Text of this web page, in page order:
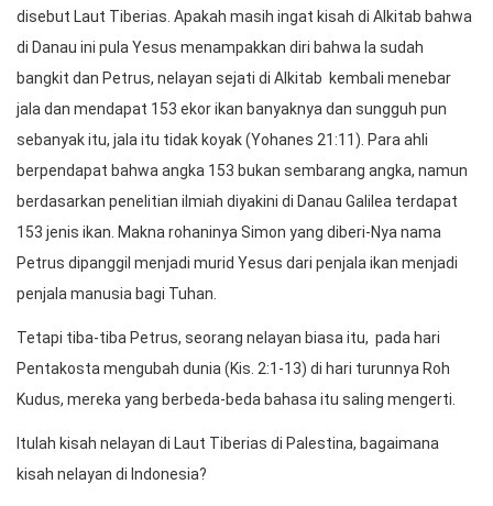
disebut Laut Tiberias. Apakah masih ingat kisah di Alkitab bahwa
di Danau ini pula Yesus menampakkan diri bahwa Ia sudah
bangkit dan Petrus, nelayan sejati di Alkitab kembali menebar
jala dan mendapat 153 ekor ikan banyaknya dan sungguh pun
sebanyak itu, jala itu tidak koyak (Yohanes 21:11). Para ahli
berpendapat bahwa angka 153 bukan sembarang angka, namun
berdasarkan penelitian ilmiah diyakini di Danau Galilea terdapat
153 jenis ikan. Makna rohaninya Simon yang diberi-Nya nama
Petrus dipanggil menjadi murid Yesus dari penjala ikan menjadi
penjala manusia bagi Tuhan.
Tetapi tiba-tiba Petrus, seorang nelayan biasa itu, pada hari
Pentakosta mengubah dunia (Kis. 2:1-13) di hari turunnya Roh
Kudus, mereka yang berbeda-beda bahasa itu saling mengerti.
Itulah kisah nelayan di Laut Tiberias di Palestina, bagaimana
kisah nelayan di Indonesia?